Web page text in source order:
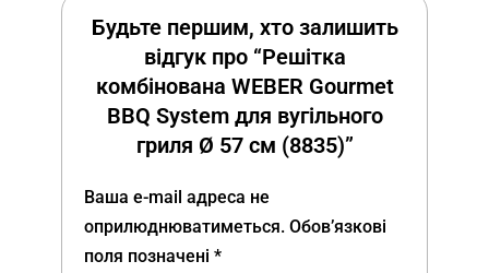
Будьте першим, хто залишить
відгук про “Решітка
комбінована WEBER Gourmet
BBQ System для вугільного
гриля Ø 57 см (8835)”
Ваша e-mail адреса не
оприлюднюватиметься. Обов’язкові
поля позначені *